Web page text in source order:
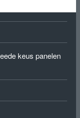
keus panelen